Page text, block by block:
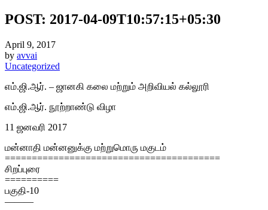
POST: 2017-04-09T10:57:15+05:30
April 9, 2017
by avvai
Uncategorized
எம்.ஜி.ஆர். – ஜானகி கலை மற்றும் அறிவியல் கல்லூரி
எம்.ஜி.ஆர். நூற்றாண்டு விழா
11 ஜனவரி 2017
மன்னாதி மன்னனுக்கு மற்றுமொரு மகுடம்
========================================
சிறப்புரை
==========
பகுதி-10
———